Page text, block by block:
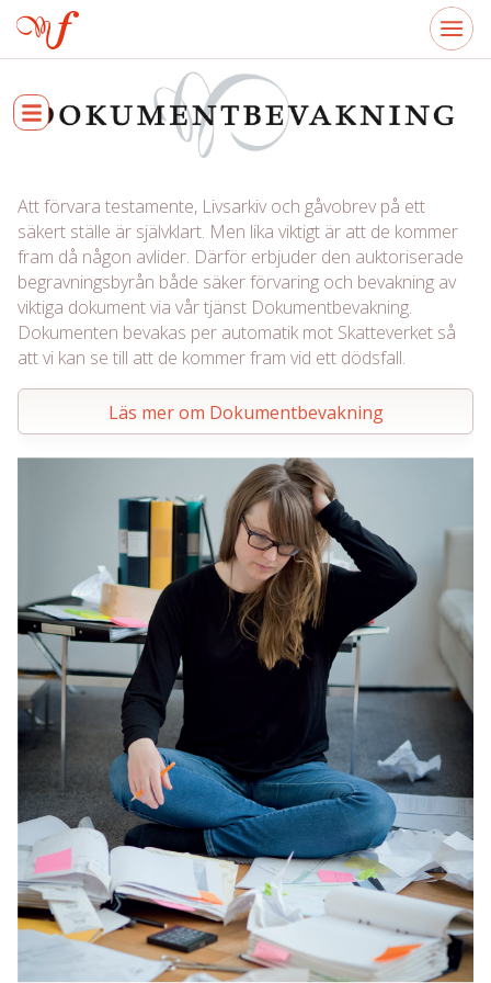
Att förvara testamente, Livsarkiv och gåvobrev på ett
säkert ställe är självklart. Men lika viktigt är att de kommer
fram då någon avlider. Därför erbjuder den auktoriserade
begravningsbyrån både säker förvaring och bevakning av
viktiga dokument via vår tjänst Dokumentbevakning.
Dokumenten bevakas per automatik mot Skatteverket så
att vi kan se till att de kommer fram vid ett dödsfall.
Läs mer om Dokumentbevakning